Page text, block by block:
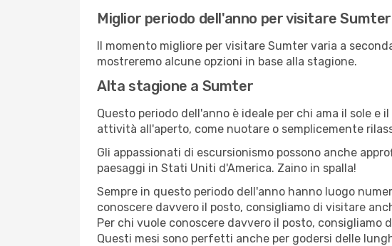
Miglior periodo dell'anno per visitare Sumter
Il momento migliore per visitare Sumter varia a
mostreremo alcune opzioni in base alla stagione.
Alta stagione a Sumter
Questo periodo dell'anno è ideale per chi ama il sole
attività all'aperto, come nuotare o semplicemente
Gli appassionati di escursionismo possono anche
paesaggi in Stati Uniti d'America. Zaino in spalla!
Sempre in questo periodo dell'anno hanno luogo
conoscere davvero il posto, consigliamo di visitare
Per chi vuole conoscere davvero il posto,
Questi mesi sono perfetti anche per godersi delle